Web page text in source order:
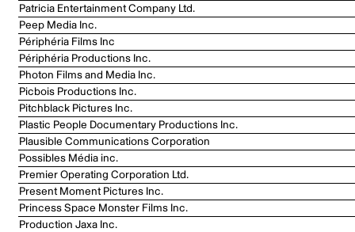
Patricia Entertainment Company Ltd.
Peep Media Inc.
Périphéria Films Inc
Périphéria Productions Inc.
Photon Films and Media Inc.
Picbois Productions Inc.
Pitchblack Pictures Inc.
Plastic People Documentary Productions Inc.
Plausible Communications Corporation
Possibles Média inc.
Premier Operating Corporation Ltd.
Present Moment Pictures Inc.
Princess Space Monster Films Inc.
Production Jaxa Inc.